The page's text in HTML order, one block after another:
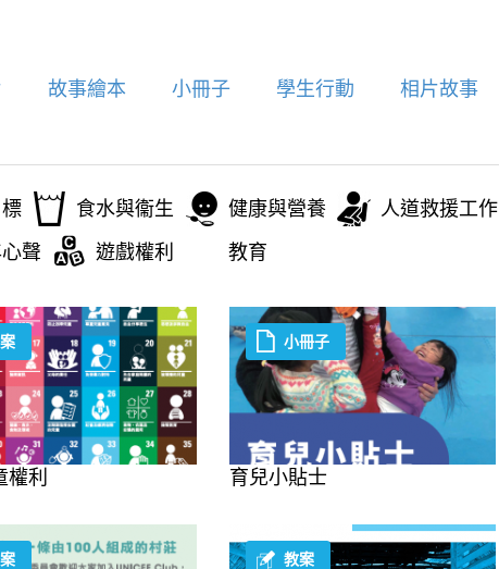
故事繪本 小冊子 學生行動 相片故事
食水與衞生 健康與營養 人道救援工作
聲 遊戲權利 教育
權利 育兒小貼士
小冊子
教案